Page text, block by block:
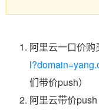
阿里云一口价购
们带价push）
阿里云带价